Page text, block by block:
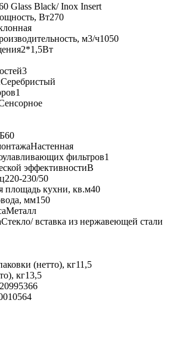
Glass Black/ Inox Insert
Вт270
м3/ч1050
2*1,5Вт
3
Серебристый
1
60
Настенная
фильтров1
эффективностиB
220-230/50
площадь кухни, кв.м40
мм150
Металл
Стекло/ вставка из нержавеющей стали
(нетто), кг11,5
кг13,5